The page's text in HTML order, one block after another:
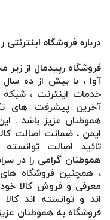
درباره فروشگاه اینترنتی
فروشگاه رپیدمال از زیر
آوا ، با بیش از ده سال
خدمات اینترنت ،
آخرین پیشرفت های
هموطنان عزیز باشد .
ایمن ، ضمانت اصالت
تائید اصالت
هموطنان گرامی را در
، همچنین فروشگاه
معرفی و فروش کالا
اند و توانسته اند
فروشگاه به هموطنان